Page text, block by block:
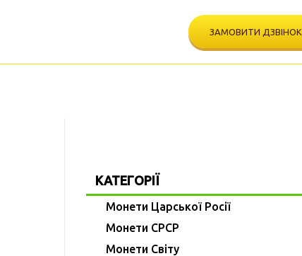
ЗАМОВИТИ ДЗВІНОК
КАТЕГОРІЇ
Монети Царської Росії
Монети СРСР
Монети Світу